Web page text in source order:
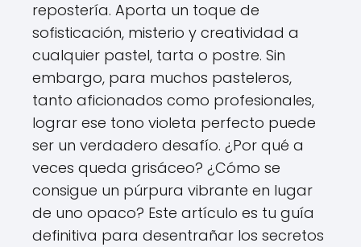
repostería. Aporta un toque de
sofisticación, misterio y creatividad a
cualquier pastel, tarta o postre. Sin
embargo, para muchos pasteleros,
tanto aficionados como profesionales,
lograr ese tono violeta perfecto puede
ser un verdadero desafío. ¿Por qué a
veces queda grisáceo? ¿Cómo se
consigue un púrpura vibrante en lugar
de uno opaco? Este artículo es tu guía
definitiva para desentrañar los secretos